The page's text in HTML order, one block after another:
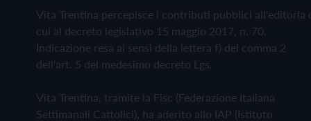
Vita Trentina percepisce i contributi pubblici all'editoria
cui al decreto legislativo 15 maggio 2017, n. 70.
Indicazione resa ai sensi della lettera f) del comma 2
dell'art. 5 del medesimo decreto Lgs.
Vita Trentina, tramite la Fisc (Federazione Italiana
Settimanali Cattolici), ha aderito allo IAP (Istituto